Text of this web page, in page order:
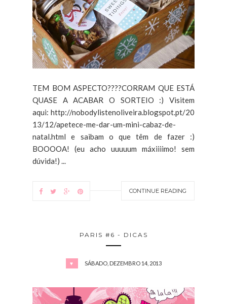
TEM BOM ASPECTO????CORRAM QUE ESTÁ
QUASE A ACABAR O SORTEIO :) Visitem
aqui: http://nobodylistenoliveira.blogspot.pt/20
13/12/apetece-me-dar-um-mini-cabaz-de-
natal.html e saibam o que têm de fazer :)
BOOOOA! (eu acho uuuuum máxiiiimo! sem
dúvida!) ...
CONTINUE READING
PARIS #6 - DICAS
♥ SÁBADO, DEZEMBRO 14, 2013